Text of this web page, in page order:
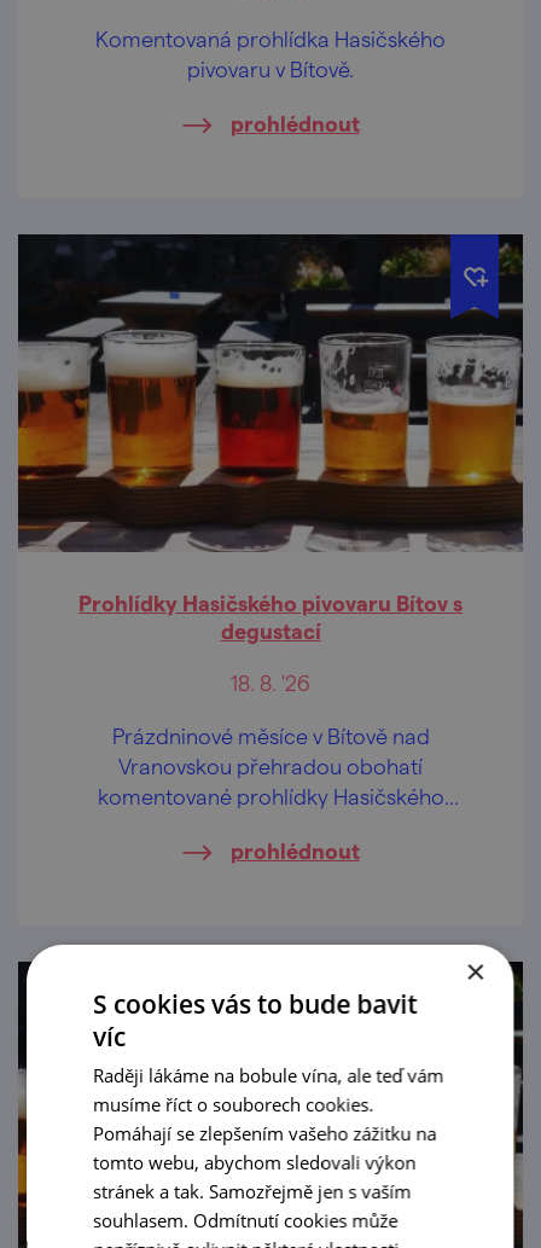
Komentovaná prohlídka Hasičského
pivovaru v Bítově.
prohlédnout
Prohlídky Hasičského pivovaru Bítov s
degustací
18. 8. '26
Prázdninové měsíce v Bítově nad
Vranovskou přehradou obohatí
komentované prohlídky Hasičského
prohlédnout
×
S cookies vás to bude bavit
víc
Raději lákáme na bobule vína, ale teď vám
musíme říct o souborech cookies.
Pomáhají se zlepšením vašeho zážitku na
tomto webu, abychom sledovali výkon
stránek a tak. Samozřejmě jen s vaším
souhlasem. Odmítnutí cookies může